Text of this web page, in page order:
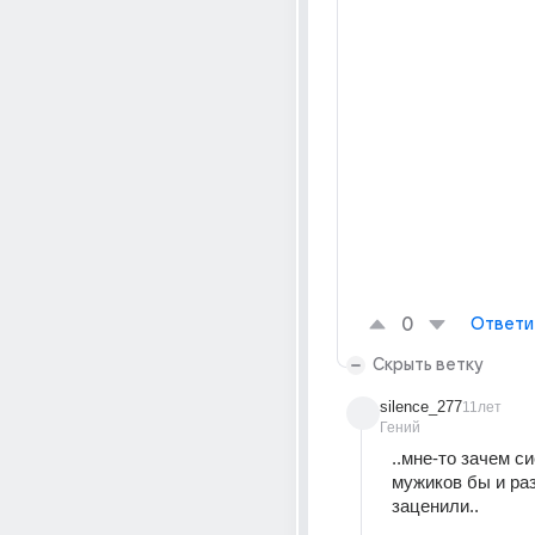
0
Скрыть ветку
silence_277
Гений
11лет
..мне-то зачем
мужиков бы и
заценили..